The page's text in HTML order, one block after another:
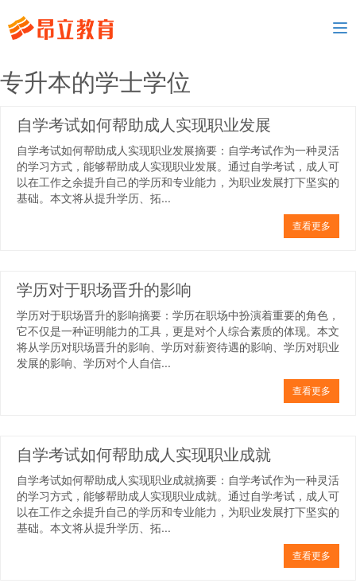
专升本的学士学位
自学考试如何帮助成人实现职业发展
自学考试如何帮助成人实现职业发展摘要：自学考试作为一种灵活
的学习方式，能够帮助成人实现职业发展。通过自学考试，成人可
以在工作之余提升自己的学历和专业能力，为职业发展打下坚实的
基础。本文将从提升学历、拓...
查看更多
学历对于职场晋升的影响
学历对于职场晋升的影响摘要：学历在职场中扮演着重要的角色，
它不仅是一种证明能力的工具，更是对个人综合素质的体现。本文
将从学历对职场晋升的影响、学历对薪资待遇的影响、学历对职业
发展的影响、学历对个人自信...
查看更多
自学考试如何帮助成人实现职业成就
自学考试如何帮助成人实现职业成就摘要：自学考试作为一种灵活
的学习方式，能够帮助成人实现职业成就。通过自学考试，成人可
以在工作之余提升自己的学历和专业能力，为职业发展打下坚实的
基础。本文将从提升学历、拓...
查看更多